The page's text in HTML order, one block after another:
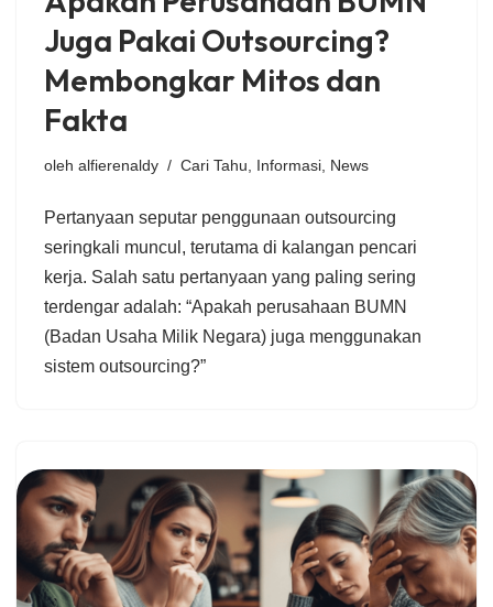
Juga Pakai Outsourcing?
Membongkar Mitos dan
Fakta
oleh alfierenaldy Cari Tahu Informasi News
Pertanyaan seputar penggunaan outsourcing
seringkali muncul, terutama di kalangan pencari
kerja. Salah satu pertanyaan yang paling sering
terdengar adalah: “Apakah perusahaan BUMN
(Badan Usaha Milik Negara) juga menggunakan
sistem outsourcing?”